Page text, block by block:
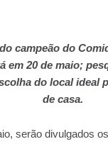
campeão do
em 20 de maio;
do local ideal
de casa.
serão divulgados